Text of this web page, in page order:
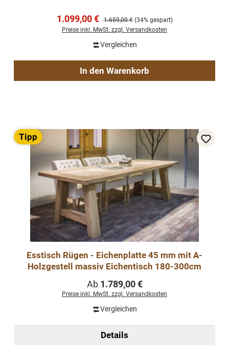
Verkaufspreis:
1.099,00 € Regulärer Preis:
1.659,00 € (34% gespart)
Preise inkl. MwSt. zzgl. Versandkosten
Vergleichen
In den Warenkorb
Tipp
Esstisch Rügen - Eichenplatte 45 mm mit A-
Holzgestell massiv Eichentisch 180-300cm
Regulärer Preis:
Ab 1.789,00 €
Preise inkl. MwSt. zzgl. Versandkosten
Vergleichen
Details